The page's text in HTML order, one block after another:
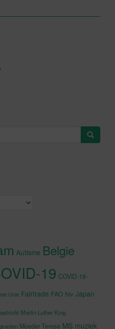
cookies te
Autisme Belgie
19 COVID-19-
Unie Fairtrade FAO hiv Japan
Martin Luther King
Moeder Teresa MS muziek